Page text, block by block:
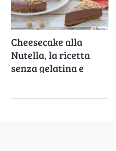
Cheesecake alla
Nutella, la ricetta
senza gelatina e